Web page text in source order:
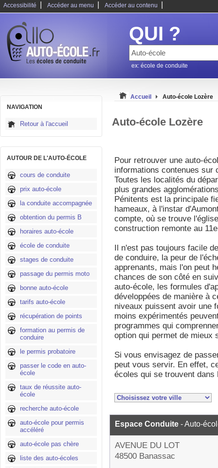
Accessibilité Accéder au menu Accéder au contenu
QUI ?
ex: école de conduite
NAVIGATION
Retour à l'accueil
AUTOUR DE L'AUTO-ÉCOLE
cours de conduite
prix auto-école
la conduite accompagnée
obtention du permis B
horaires auto-école
école de conduite
stages de conduite
passage du permis moto
bonne auto-école
tarifs auto-école
récupération de points
formation au permis de
conduire
le permis probatoire
passer le code en auto-
école
taux de réussite auto-
école
recherche auto-école
auto-école pour permis
accéléré
auto-école pas chère
liste des auto-écoles
Accueil Auto-école Lozère
Auto-école Lozère
Pour retrouver une auto-
informations contenues sur
Toutes les localités du
plus grandes
Pénitents est la principale
hameaux, à l'instar
compte, où se trouve
construction remonte au
Il n'est pas toujours facile
de conduire, la peur de
apprenants, mais l'on peut
chances de son côté en
auto-école, les formules
développées de manière à
niveaux puissent avoir une
moins expérimentés
programmes qui
option qui permet de mieux
Si vous envisagez de
peut vous servir. En effet,
écoles qui se trouvent
Espace Conduite - Auto-
AVENUE DU LOT
48500 Banassac